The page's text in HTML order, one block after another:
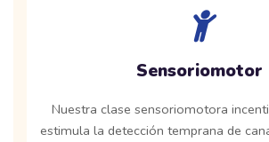
Sensoriomotor
Nuestra clase sensoriomotora
estimula la detección temprana de